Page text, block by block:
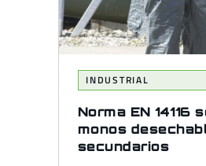
INDUSTRIAL
Norma EN 14116
monos
secundarios